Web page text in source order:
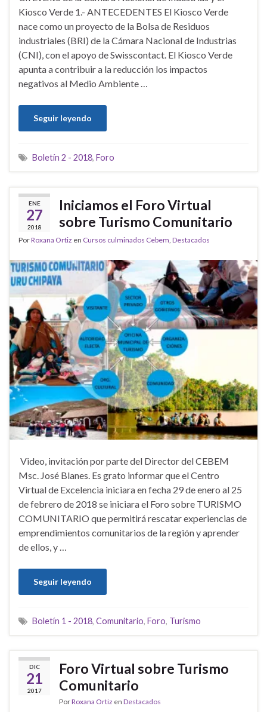
Kiosco Verde 1.- ANTECEDENTES El Kiosco Verde
nace como un proyecto de la Bolsa de Residuos
industriales (BRI) de la Cámara Nacional de Industrias
(CNI), con el apoyo de Swisscontact. El Kiosco Verde
apunta a contribuir a la reducción los impactos
negativos al Medio Ambiente …
Seguir leyendo
Boletín 2 - 2018, Foro
ENE
27
2018
Iniciamos el Foro Virtual
sobre Turismo Comunitario
PorRoxana Ortiz en Cursos culminados Cebem, Destacados
Video, invitación por parte del Director del CEBEM
Msc. José Blanes. Es grato informar que el Centro
Virtual de Excelencia iniciara en fecha 29 de enero al 25
de febrero de 2018 se iniciara el Foro sobre TURISMO
COMUNITARIO que permitirá rescatar experiencias de
emprendimientos comunitarios de la región y aprender
de ellos, y …
Seguir leyendo
Boletín 1 - 2018, Comunitario, Foro, Turismo
DIC
21
2017
Foro Virtual sobre Turismo
Comunitario
PorRoxana Ortiz en Destacados